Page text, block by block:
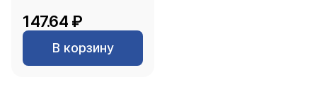
147.64 ₽
В корзину